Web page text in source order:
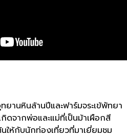
านหินล้านปีและฟาร์มจระเข้พัทยา
ดจากพ่อและแม่ที่เป็นม้าเผือกสี
ให้กับนักท่องเที่ยวที่มาเยี่ยมชม